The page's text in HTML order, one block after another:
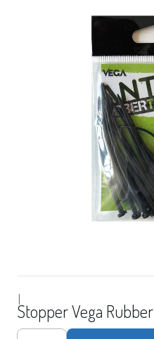
|
Stopper Vega Rubber